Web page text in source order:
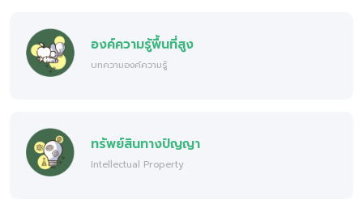
องค์ความรู้พื้นที่สูง
บทความองค์ความรู้
ทรัพย์สินทางปัญญา
Intellectual Property